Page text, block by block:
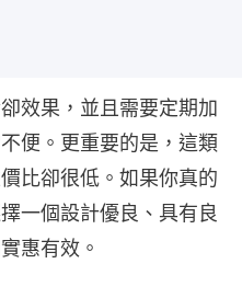
效果，並且需要定期加
便。更重要的是，這類
比卻很低。如果你真的
一個設計優良、具有良
惠有效。